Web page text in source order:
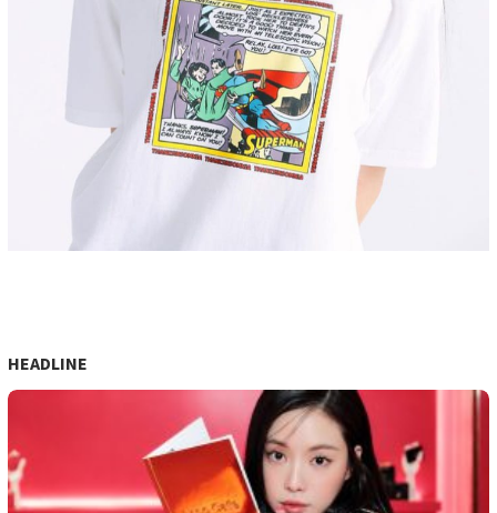
HEADLINE